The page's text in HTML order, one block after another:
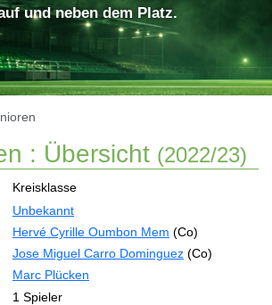
und neben dem Platz.
: Übersicht (2022/23)
Kreisklasse
Unbekannt
Hervé Cyrille Oumbon Mem (Co)
Jose Miguel Carro Dominguez (Co)
Marc Plücken
1 Spieler